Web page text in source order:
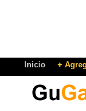
Inicio +